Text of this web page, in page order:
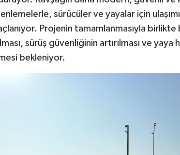
sürücüler ve yayalar için
Projenin tamamlanmasıyla
sürüş güvenliğinin artırılması ve
bekleniyor.